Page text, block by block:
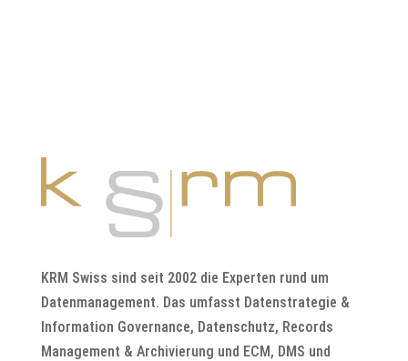
KRM Swiss sind seit 2002 die Experten rund um
Datenmanagement. Das umfasst Datenstrategie &
Information Governance, Datenschutz, Records
Management & Archivierung und ECM, DMS und